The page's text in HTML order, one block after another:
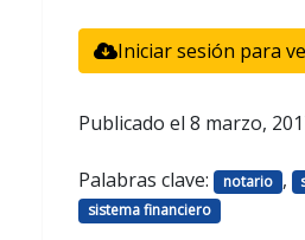
Iniciar sesión para
Publicado el 8 marzo,
Palabras clave: notario ,
sistema financiero